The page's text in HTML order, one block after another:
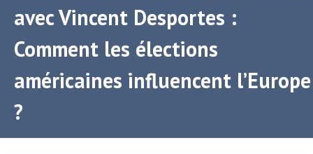
avec Vincent Desportes :
Comment les élections
américaines influencent l’Europe
?